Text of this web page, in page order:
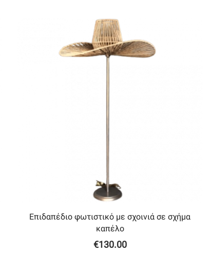
Επιδαπέδιο φωτιστικό με σχοινιά σε σχήμα
καπέλο
€130.00